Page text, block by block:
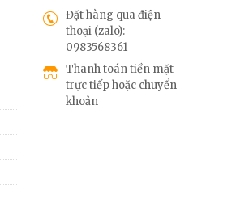
Đặt hàng qua điện
thoại (zalo):
0983568361
Thanh toán tiền mặt
trực tiếp hoặc chuyển
khoản